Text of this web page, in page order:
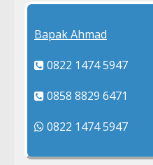
Bapak Ahmad
0822 1474 5947
0858 8829 6471
0822 1474 5947